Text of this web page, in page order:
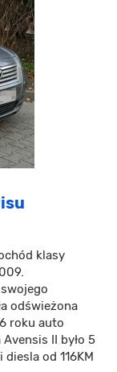
klasy
odświeżona
roku auto
II było 5
od 116KM